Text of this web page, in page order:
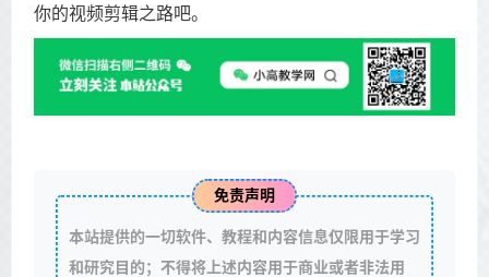
你的视频剪辑之路吧。
免责声明
本站提供的一切软件、教程和内容信息仅限用于学习
和研究目的；不得将上述内容用于商业或者非法用